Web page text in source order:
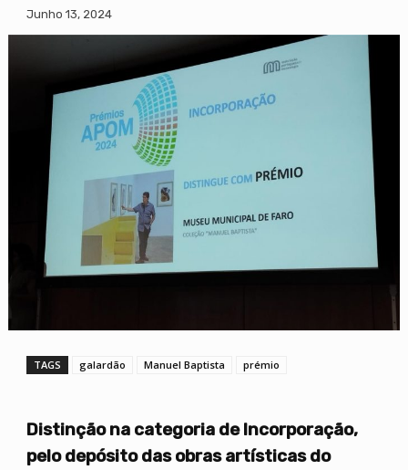
Junho 13, 2024
TAGS galardão Manuel Baptista prémio
Distinção na categoria de Incorporação,
pelo depósito das obras artísticas do